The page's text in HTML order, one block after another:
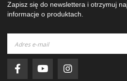
Zapisz się do newslettera i otrzymuj
informacje o produktach.
nasz
newsletter: